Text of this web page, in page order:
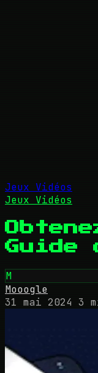
Jeux Vidéos
Jeux Vidéos
Guide
M
Mooogle
31 mai 2024 3